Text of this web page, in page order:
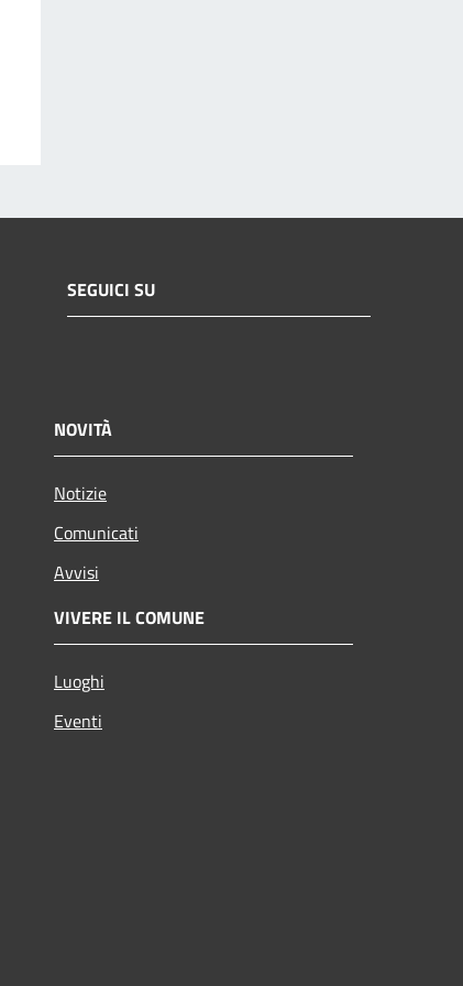
SEGUICI SU
NOVITÀ
Notizie
Comunicati
Avvisi
VIVERE IL COMUNE
Luoghi
Eventi